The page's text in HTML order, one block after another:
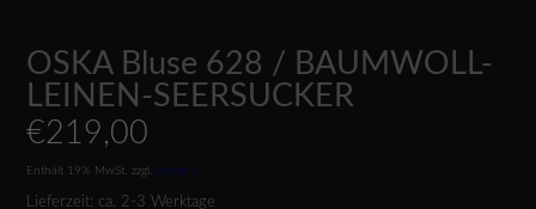
OSKA Bluse 628 / BAUMWOLL-
LEINEN-SEERSUCKER
€219,00
Enthält 19% MwSt. zzgl.Versand
Lieferzeit: ca. 2-3 Werktage